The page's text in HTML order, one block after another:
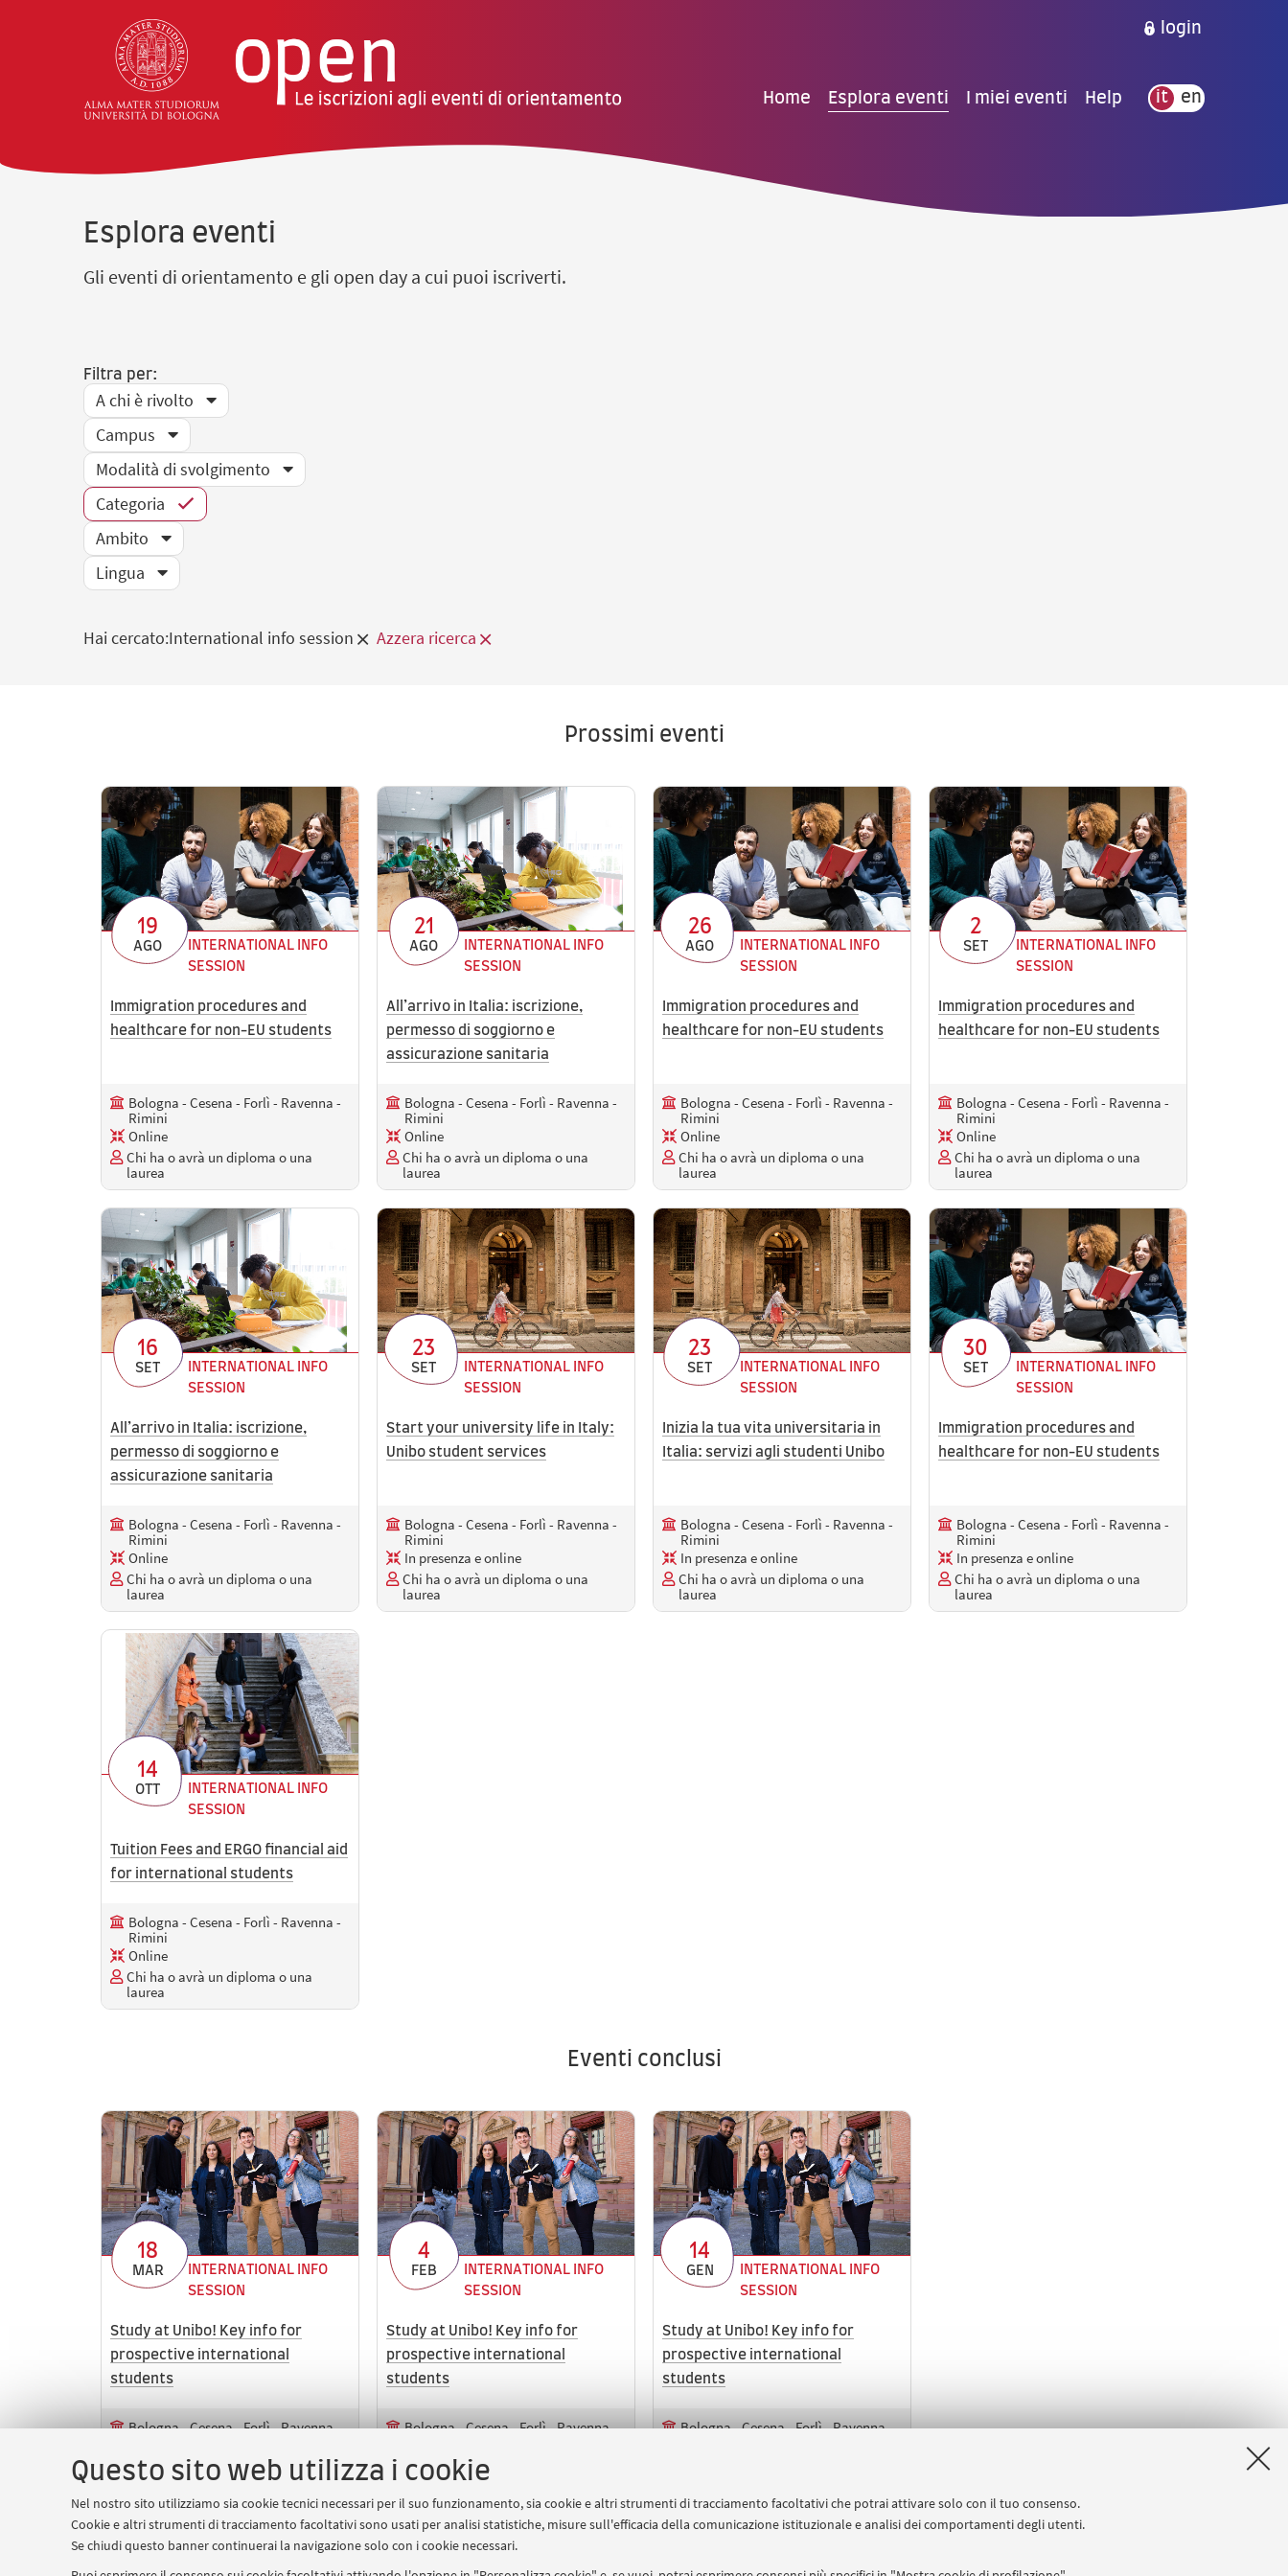
Questo sito web utilizza i cookie
Nel nostro sito utilizziamo sia cookie tecnici necessari per il suo funzionamento, sia cookie e altri strumenti di tracciamento facoltativi che potrai attivare solo con il tuo consenso.
Cookie e altri strumenti di tracciamento facoltativi sono usati per analisi statistiche, misure sull'efficacia della comunicazione istituzionale e analisi dei comportamenti degli utenti.
Se chiudi questo banner continuerai la navigazione solo con i cookie necessari.
login
Home Esplora eventi I miei eventi Help it en
Esplora eventi
Gli eventi di orientamento e gli open day a cui puoi iscriverti.
Filtra per:
A chi è rivolto
Campus
Modalità di svolgimento
Categoria
Ambito
Lingua
Hai cercato:International info session Azzera ricerca
Prossimi eventi
19
AGO
INTERNATIONAL INFO
SESSION
Immigration procedures and
healthcare for non-EU students
Bologna - Cesena - Forlì - Ravenna -
Rimini
Online
Chi ha o avrà un diploma o una
laurea
21
AGO
INTERNATIONAL INFO
SESSION
All’arrivo in Italia: iscrizione,
permesso di soggiorno e
assicurazione sanitaria
Bologna - Cesena - Forlì - Ravenna -
Rimini
Online
Chi ha o avrà un diploma o una
laurea
26
AGO
INTERNATIONAL INFO
SESSION
Immigration procedures and
healthcare for non-EU students
Bologna - Cesena - Forlì - Ravenna -
Rimini
Online
Chi ha o avrà un diploma o una
laurea
2
SET
INTERNATIONAL INFO
SESSION
Immigration procedures and
healthcare for non-EU students
Bologna - Cesena - Forlì - Ravenna -
Rimini
Online
Chi ha o avrà un diploma o una
laurea
16
SET
INTERNATIONAL INFO
SESSION
All’arrivo in Italia: iscrizione,
permesso di soggiorno e
assicurazione sanitaria
Bologna - Cesena - Forlì - Ravenna -
Rimini
Online
Chi ha o avrà un diploma o una
laurea
23
SET
INTERNATIONAL INFO
SESSION
Start your university life in Italy:
Unibo student services
Bologna - Cesena - Forlì - Ravenna -
Rimini
In presenza e online
Chi ha o avrà un diploma o una
laurea
23
SET
INTERNATIONAL INFO
SESSION
Inizia la tua vita universitaria in
Italia: servizi agli studenti Unibo
Bologna - Cesena - Forlì - Ravenna -
Rimini
In presenza e online
Chi ha o avrà un diploma o una
laurea
30
SET
INTERNATIONAL INFO
SESSION
Immigration procedures and
healthcare for non-EU students
Bologna - Cesena - Forlì - Ravenna -
Rimini
In presenza e online
Chi ha o avrà un diploma o una
laurea
14
OTT
INTERNATIONAL INFO
SESSION
Tuition Fees and ERGO financial aid
for international students
Bologna - Cesena - Forlì - Ravenna -
Rimini
Online
Chi ha o avrà un diploma o una
laurea
Eventi conclusi
18
MAR
INTERNATIONAL INFO
SESSION
Study at Unibo! Key info for
prospective international
students
Bologna - Cesena - Forlì - Ravenna -
Online
Chi ha o avrà un diploma o una
laurea
4
FEB
INTERNATIONAL INFO
SESSION
Study at Unibo! Key info for
prospective international
students
Bologna - Cesena - Forlì - Ravenna -
Online
Chi ha o avrà un diploma o una
laurea
14
GEN
INTERNATIONAL INFO
SESSION
Study at Unibo! Key info for
prospective international
students
Bologna - Cesena - Forlì - Ravenna -
laurea